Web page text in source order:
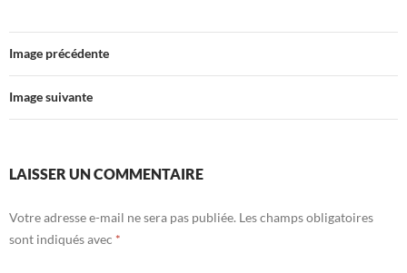
Image précédente
Image suivante
LAISSER UN COMMENTAIRE
Votre adresse e-mail ne sera pas publiée. Les champs obligatoires
sont indiqués avec *